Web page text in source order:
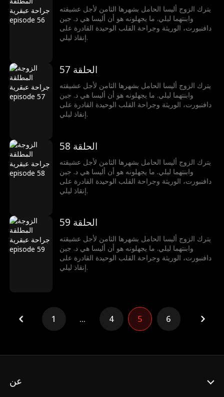
يترك الزوج أليسا الحامل بشهرها الثامن لأجل عشيقته
وابنتهما ليلي. ما يجهلونه هو أن أليسا هي د. جين
دافنبورت، الوريثة وجراحة القلب الوحيدة القادرة على
إنقاذ ليلي.
الحلقة 57
يترك الزوج أليسا الحامل بشهرها الثامن لأجل عشيقته
وابنتهما ليلي. ما يجهلونه هو أن أليسا هي د. جين
دافنبورت، الوريثة وجراحة القلب الوحيدة القادرة على
إنقاذ ليلي.
الحلقة 58
يترك الزوج أليسا الحامل بشهرها الثامن لأجل عشيقته
وابنتهما ليلي. ما يجهلونه هو أن أليسا هي د. جين
دافنبورت، الوريثة وجراحة القلب الوحيدة القادرة على
إنقاذ ليلي.
الحلقة 59
يترك الزوج أليسا الحامل بشهرها الثامن لأجل عشيقته
وابنتهما ليلي. ما يجهلونه هو أن أليسا هي د. جين
دافنبورت، الوريثة وجراحة القلب الوحيدة القادرة على
إنقاذ ليلي.
1 ... 4 5 6
عن